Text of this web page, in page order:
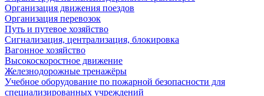
Организация движения поездов
Организация перевозок
Путь и путевое хозяйство
Сигнализация, централизация, блокировка
Вагонное хозяйство
Высокоскоростное движение
Железнодорожные тренажёры
Учебное оборудование по пожарной безопасности для
специализированных учреждений